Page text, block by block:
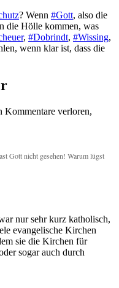
? Wenn #Gott, also die
die Hölle kommen, was
, #Dobrindt, #Wissing,
wenn klar ist, dass die
Kommentare verloren,
Gott nicht gesehen! Warum lügst
nur sehr kurz katholisch,
evangelische Kirchen
sie die Kirchen für
sogar auch durch